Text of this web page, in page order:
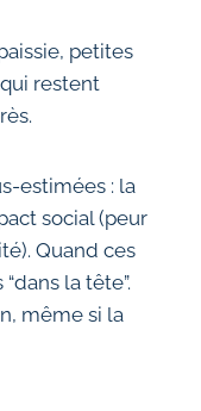
petites
qui restent
estimées : la
social (peur
Quand ces
la tête”.
même si la